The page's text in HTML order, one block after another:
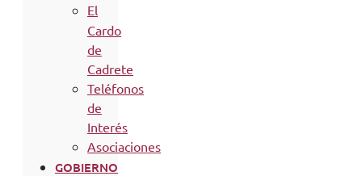
El
Cardo
de
Cadrete
Teléfonos
de
Interés
Asociaciones
GOBIERNO